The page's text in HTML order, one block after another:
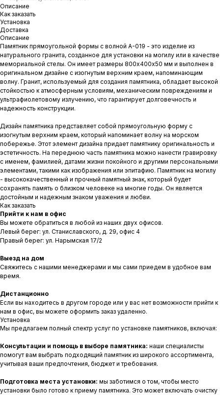
Описание
Как заказать
Установка
Доставка
Описание
Памятник прямоугольной формы с волной A-019 - это изделие из
натурального гранита, созданное для установки на могилу или в качестве
мемориальной стелы. Он имеет размеры 800х400х50 мм и выполнен в
оригинальном дизайне с изогнутым верхним краем, напоминающим
волну. Гранит, используемый для создания памятника, обладает высокой
стойкостью к атмосферным условиям, механическим повреждениям и
ультрафиолетовому излучению, что гарантирует долговечность и
надежность конструкции.
Дизайн памятника представляет собой прямоугольную форму с
изогнутым верхним краем, который напоминает волну на морском
побережье. Этот элемент дизайна придает памятнику оригинальность и
эстетичность. На переднюю часть памятника можно нанести гравировку
с именем, фамилией, датами жизни покойного и другими персональными
элементами, такими как изображения или эпитафию. Памятник на могилу
- высококачественный и прочный памятный знак, который будет
сохранять память о близком человеке на многие годы. Он является
достойным и надежным знаком уважения и любви.
Как заказать
Прийти к нам в офис
Вы можете обратиться в любой из наших двух офисов.
Левый берег: ул. Станиславского, д. 29, офис 4
Правый берег: ул. Нарымская 17/2
Выезд на дом
Свяжитесь с нашими менеджерами и мы сами приедем в удобное вам
время.
Дистанционно
Если вы находитесь в другом городе или у вас нет возможности прийти к
нам в офис, вы можете оформить заказ удаленно.
Установка
Мы предлагаем полный спектр услуг по установке памятников, включая:
Консультации и помощь в выборе памятника: наши специалисты
помогут вам выбрать подходящий памятник из широкого ассортимента,
учитывая ваши предпочтения, бюджет и требования.
Подготовка места установки: мы заботимся о том, чтобы место
установки было готово к приему памятника. Это может включать очистку